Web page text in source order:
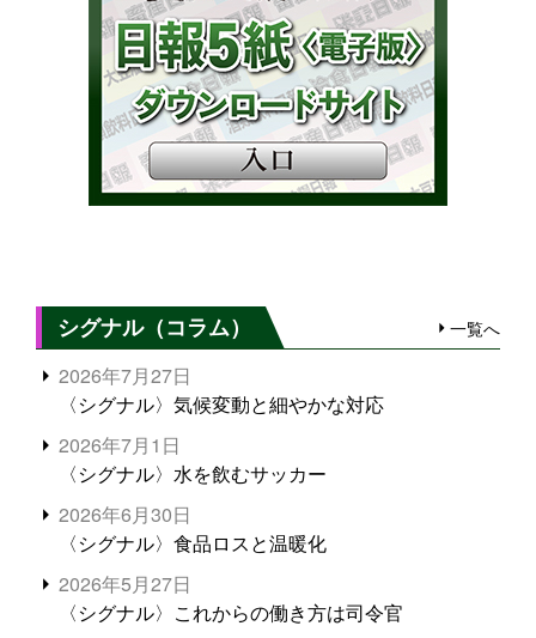
シグナル（コラム） 一覧へ
2026年7月27日
〈シグナル〉気候変動と細やかな対応
2026年7月1日
〈シグナル〉水を飲むサッカー
2026年6月30日
〈シグナル〉食品ロスと温暖化
2026年5月27日
〈シグナル〉これからの働き方は司令官